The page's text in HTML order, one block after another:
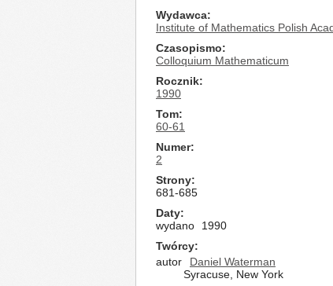
Wydawca
Institute of Mathematics Polish
Czasopismo
Colloquium Mathematicum
Rocznik
1990
Tom
60-61
Numer
2
Strony
681-685
Daty
wydano
1990
Twórcy
autor
Daniel Waterman
Syracuse, New York